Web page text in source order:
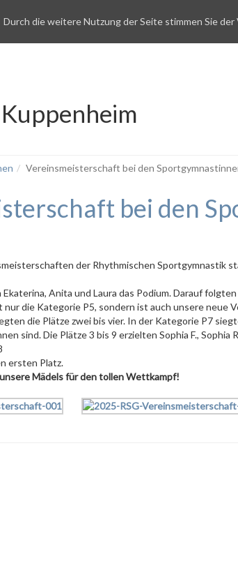
Vereinsmeisterschaft bei den
bei den
der Rhythmischen Sportgymnastik
Anita und Laura das Podium. Darauf
die Kategorie P5, sondern ist auch unsere neue
die Plätze zwei bis vier. In der Kategorie P7
sind. Die Plätze 3 bis 9 erzielten Sophia F., Sophia
ersten Platz.
Mädels für den tollen Wettkampf!
Durch die weitere Nutzung der Seite stimmen Sie der